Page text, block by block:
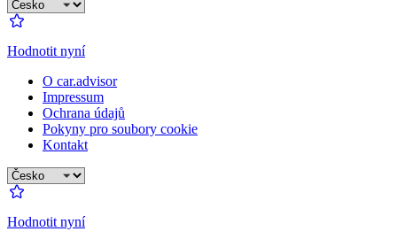
Hodnotit nyní
O car.advisor
Impressum
Ochrana údajů
Pokyny pro soubory cookie
Kontakt
Hodnotit nyní